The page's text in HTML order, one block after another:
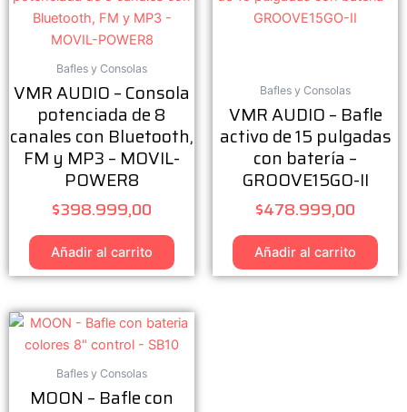
Bafles y Consolas
VMR AUDIO – Consola
potenciada de 8
canales con Bluetooth,
FM y MP3 – MOVIL-
POWER8
$398.999,00
Añadir al carrito
Bafles y Consolas
VMR AUDIO – Bafle
activo de 15 pulgadas
con batería –
GROOVE15GO-II
$478.999,00
Añadir al carrito
Bafles y Consolas
MOON – Bafle con